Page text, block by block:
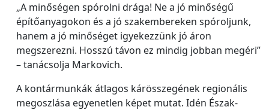
„A minőségen spórolni drága! Ne a jó minőségű
építőanyagokon és a jó szakembereken spóroljunk,
hanem a jó minőséget igyekezzünk jó áron
megszerezni. Hosszú távon ez mindig jobban megéri”
– tanácsolja Markovich.
A kontármunkák átlagos kárösszegének regionális
megoszlása egyenetlen képet mutat. Idén Észak-